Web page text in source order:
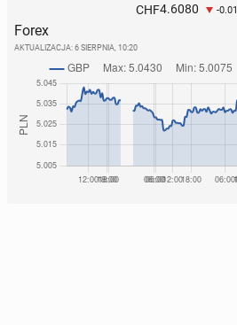
CHF4.6080 -
Forex
AKTUALIZACJA: 6 SIERPNIA, 10:20